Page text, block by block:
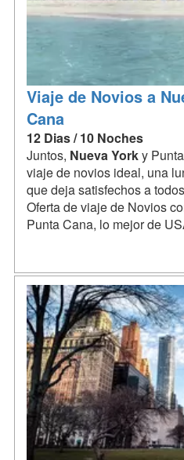
Viaje de Novios a
Cana
12 Dias / 10 Noches
Juntos, Nueva Yorky
viaje de novios ideal, una
que deja satisfechos a
Oferta de viaje de Novios
Punta Cana, lo mejor de